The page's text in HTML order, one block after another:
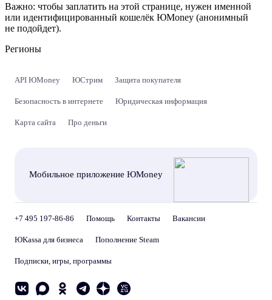
Важно: чтобы заплатить на этой странице, нужен именной
или идентифицированный кошелёк ЮMoney (анонимный
не подойдет).
Регионы
API ЮMoney ЮСтрим Защита покупателя
Безопасность в интернете Юридическая информация
Карта сайта Про деньги
Мобильное приложение ЮMoney
+7 495 197-86-86 Помощь Контакты Вакансии
ЮKassa для бизнеса Пополнение Steam
Подписки, игры, программы